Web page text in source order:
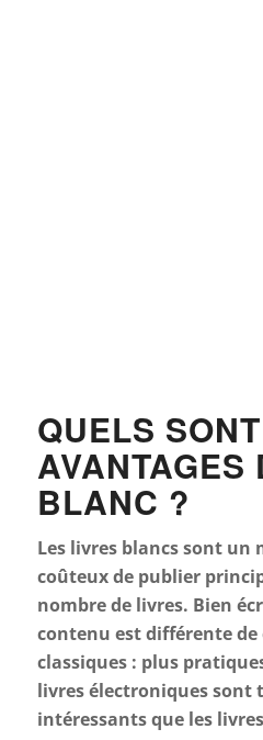
QUELS
AVANTAGES
BLANC ?
Les livres blancs sont un
coûteux de publier
nombre de livres. Bien
contenu est différente de
classiques : plus
livres électroniques sont
intéressants que les